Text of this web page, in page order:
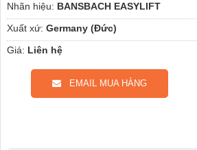
Nhãn hiệu: BANSBACH EASYLIFT
Xuất xứ: Germany (Đức)
Giá: Liên hệ
EMAIL MUA HÀNG